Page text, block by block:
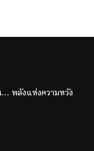
… พลังแห่งความหวัง